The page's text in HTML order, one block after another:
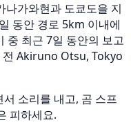
가와현과 도쿄도을 지
동안 경로 5km 이내에
중 최근 7일 동안의 보고
전 Akiruno Otsu, Tokyo
소리를 내고, 곰 스프
피하세요.